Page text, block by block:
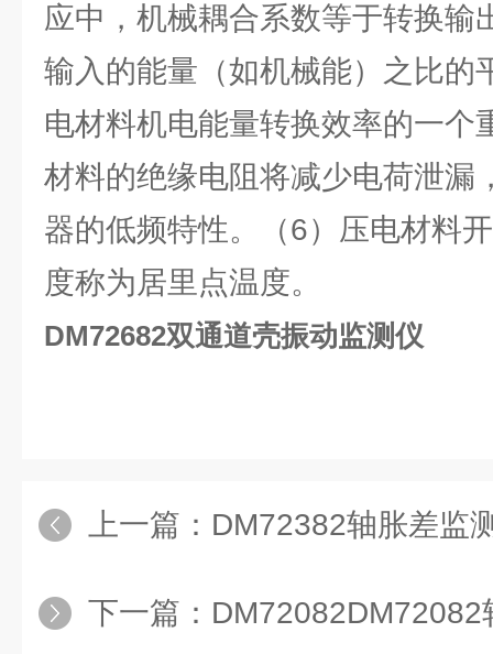
应中，机械耦合系数等于转换输
输入的能量（如机械能）之比的
电材料机电能量转换效率的一个
材料的绝缘电阻将减少电荷泄漏
器的低频特性。（6）压电材料
度称为居里点温度。
DM72682双通道壳振动监测仪
上一篇： DM72382轴胀差监
下一篇： DM72082DM72082